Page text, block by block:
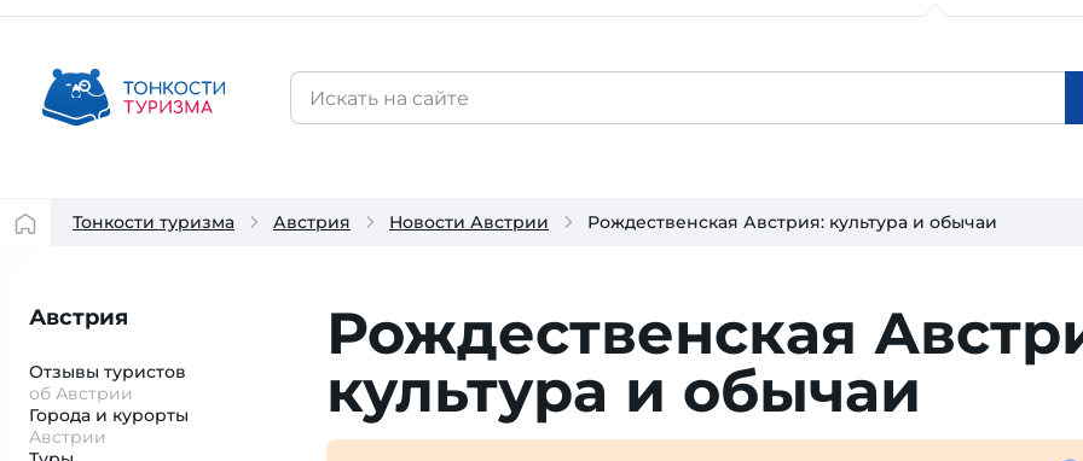
Тонкости туризма Австрия Новости Австрии Рождественская Австрия: культура и обычаи
Австрия
Отзывы туристов
об Австрии
Города и курорты
Австрии
Рождественская
культура и обычаи